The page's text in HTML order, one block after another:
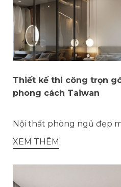
Thiết kế thi công trọn
phong cách Taiwan
Nội thất phòng ngủ đẹp
XEM THÊM